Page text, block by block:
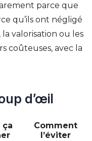
parce que
qu’ils ont négligé
la valorisation ou les
coûteuses, avec la
d’œil
ça
Comment
l’éviter